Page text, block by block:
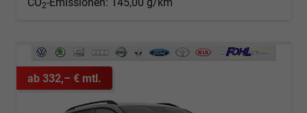
CO2-Emissionen: 145,00 g/km
ab 332,– € mtl.